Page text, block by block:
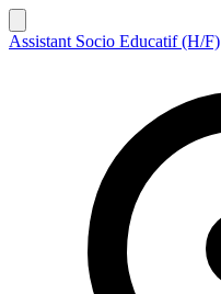
Assistant Socio Educatif (H/F)